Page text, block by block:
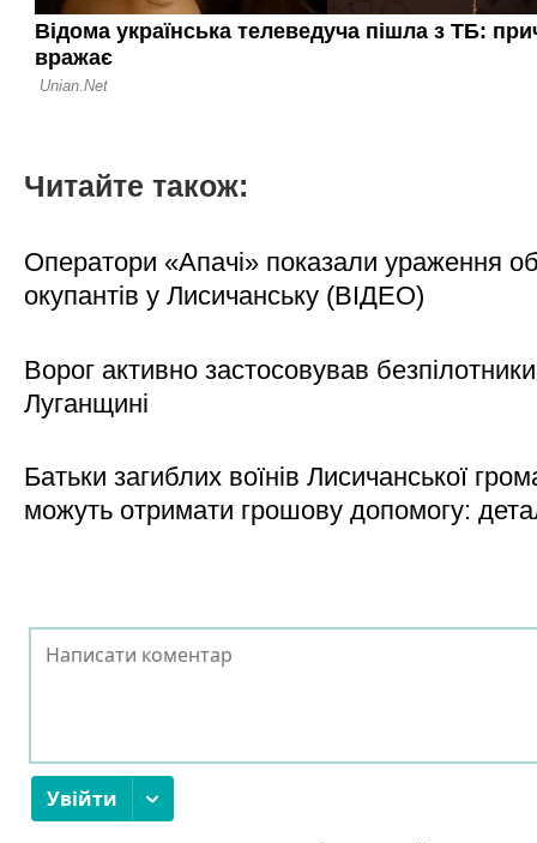
Читайте також:
Оператори «Апачі» показали ураження
окупантів у Лисичанську (ВІДЕО)
Ворог активно застосовував
Луганщині
Батьки загиблих воїнів Лисичанської
можуть отримати грошову допомогу: